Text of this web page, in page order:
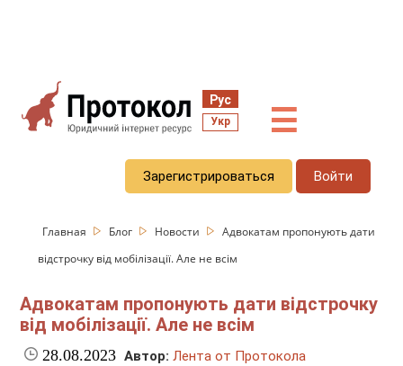
Рус
Укр ☰
Зарегистрироваться Войти
Главная Блог Новости
Адвокатам пропонують дати
відстрочку від мобілізації. Але не всім
Адвокатам пропонують дати відстрочку
від мобілізації. Але не всім
28.08.2023 Автор: Лента от Протокола